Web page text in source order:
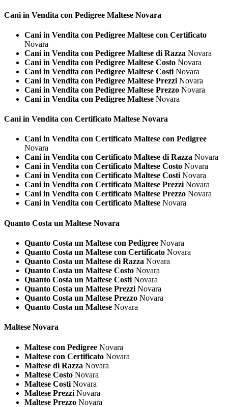
Cani in Vendita con Pedigree Maltese Novara
Cani in Vendita con Pedigree Maltese con Certificato
Novara
Cani in Vendita con Pedigree Maltese di Razza Novara
Cani in Vendita con Pedigree Maltese Costo Novara
Cani in Vendita con Pedigree Maltese Costi Novara
Cani in Vendita con Pedigree Maltese Prezzi Novara
Cani in Vendita con Pedigree Maltese Prezzo Novara
Cani in Vendita con Pedigree Maltese Novara
Cani in Vendita con Certificato Maltese Novara
Cani in Vendita con Certificato Maltese con Pedigree
Novara
Cani in Vendita con Certificato Maltese di Razza Novara
Cani in Vendita con Certificato Maltese Costo Novara
Cani in Vendita con Certificato Maltese CostiNovara
Cani in Vendita con Certificato Maltese PrezziNovara
Cani in Vendita con Certificato Maltese Prezzo Novara
Cani in Vendita con Certificato Maltese Novara
Quanto Costa un Maltese Novara
Quanto Costa un Maltese con Pedigree Novara
Quanto Costa un Maltese con Certificato Novara
Quanto Costa un Maltese di Razza Novara
Quanto Costa un Maltese Costo Novara
Quanto Costa un Maltese Costi Novara
Quanto Costa un Maltese Prezzi Novara
Quanto Costa un Maltese Prezzo Novara
Quanto Costa un Maltese Novara
Maltese Novara
Maltese con Pedigree Novara
Maltese con Certificato Novara
Maltese di Razza Novara
Maltese Costo Novara
Maltese Costi Novara
Maltese Prezzi Novara
Maltese Prezzo Novara